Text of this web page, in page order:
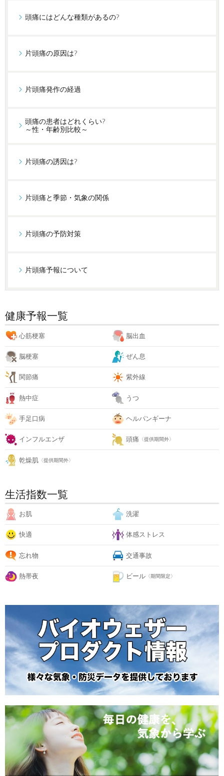
頭痛にはどんな種類があるの?
片頭痛の原因は?
片頭痛発作の経過
頭痛の患者はどれくらい?
～性・年齢別比較～
片頭痛の誘因は?
片頭痛と季節・気象の関係
片頭痛の予防対策
片頭痛予報について
健康予報一覧
心筋梗塞 脳出血
脳梗塞 ぜん息
関節痛 紫外線
熱中症 うつ
手足口病 ヘルパンギーナ
インフルエンザ 頭痛 〈提供期間外〉
乾燥肌 〈提供期間外〉
生活指数一覧
お肌 洗濯
快適 体感ストレス
忘れ物 交通事故
熱帯夜 ビール 〈期間限定〉